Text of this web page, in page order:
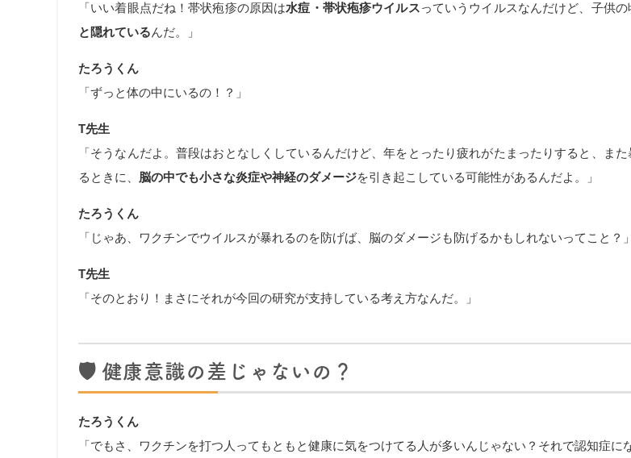
「いい着眼点だね！帯状疱疹の原因は水痘・帯状疱疹ウイルスっていうウイルスなんだけど、子供
と隠れているんだ。」
たろうくん
「ずっと体の中にいるの！？」
T先生
「そうなんだよ。普段はおとなしくしているんだけど、年をとったり疲れがたまったりすると、ま
るときに、 脳の中でも小さな炎症や神経のダメージを引き起こしている可能性があるんだよ。」
たろうくん
「じゃあ、ワクチンでウイルスが暴れるのを防げば、脳のダメージも防げるかもしれないってこと？」
T先生
「そのとおり！まさにそれが今回の研究が支持している考え方なんだ。」
🛡️ 健康意識の差じゃないの？
たろうくん
「でもさ、ワクチンを打つ人ってもともと健康に気をつけてる人が多いんじゃない？それで認知症に